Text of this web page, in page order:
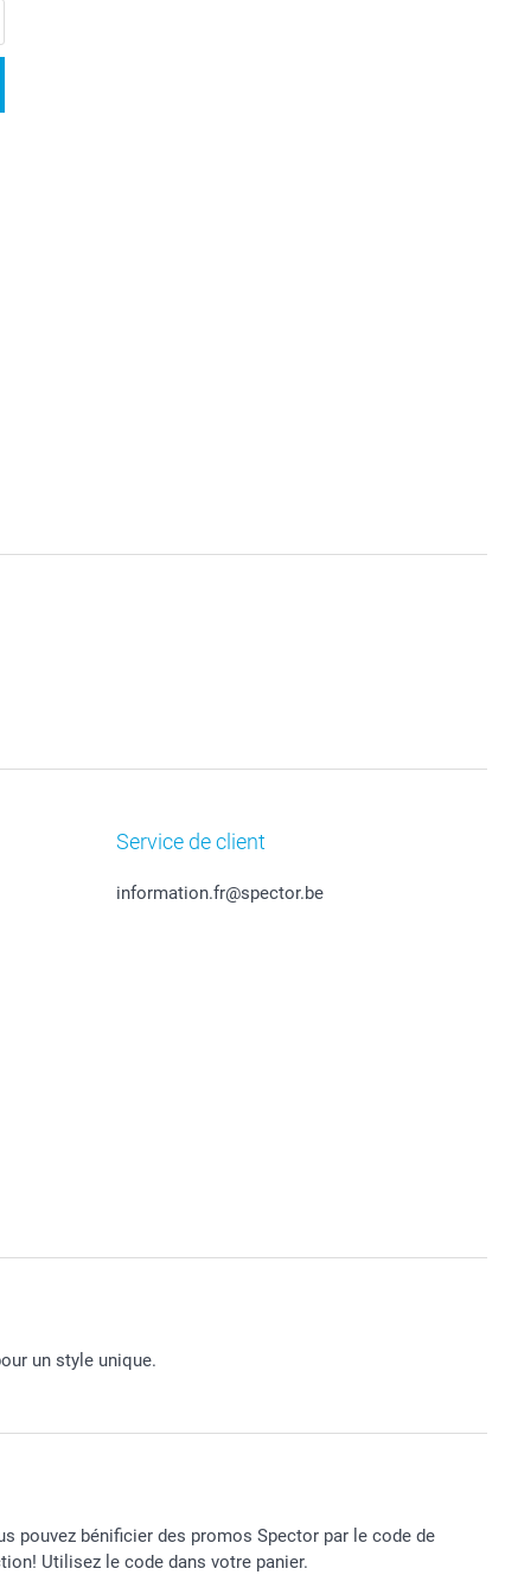
Service de client
information.fr@spector.be
un style unique.
pouvez bénificier des promos Spector par le code de
Utilisez le code dans votre panier.